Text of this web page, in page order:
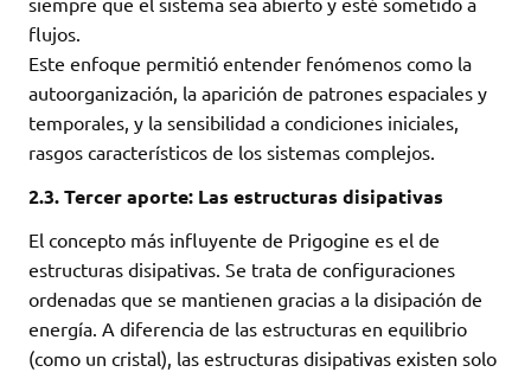
flujos.
Este enfoque permitió entender fenómenos como la
autoorganización, la aparición de patrones espaciales y
temporales, y la sensibilidad a condiciones iniciales,
rasgos característicos de los sistemas complejos.
2.3. Tercer aporte: Las estructuras disipativas
El concepto más influyente de Prigogine es el de
estructuras disipativas. Se trata de configuraciones
ordenadas que se mantienen gracias a la disipación de
energía. A diferencia de las estructuras en equilibrio
(como un cristal), las estructuras disipativas existen solo